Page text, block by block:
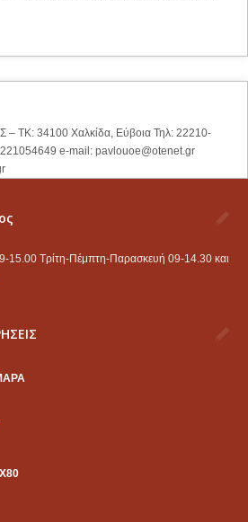
ΤΚ: 34100 Χαλκίδα, Εύβοια Τηλ: 22210-
e-mail: pavlouoe@otenet.gr
15.00 Τρίτη-Πέμπτη-Παρασκευή 09-14.30 και